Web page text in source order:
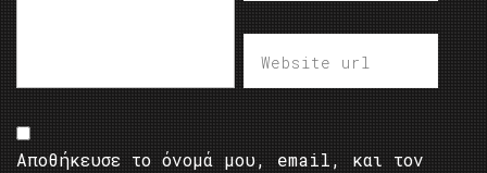
Αποθήκευσε το όνομά μου, email, και τον